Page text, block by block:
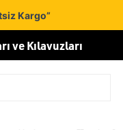
Kargo”
ve Kılavuzları